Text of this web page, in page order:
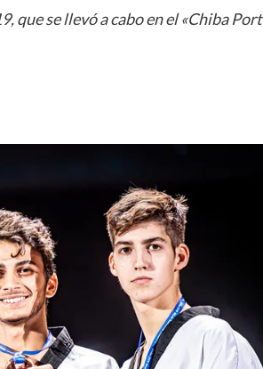
que se llevó a cabo en el «Chiba Port